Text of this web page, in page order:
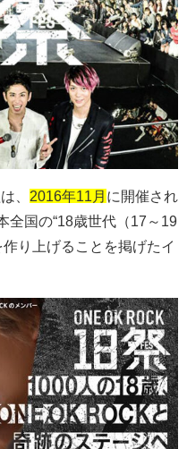
、 2016年11月 に開催され
全国の“18歳世代（17 ～ 19
り上げることを掲げたイ